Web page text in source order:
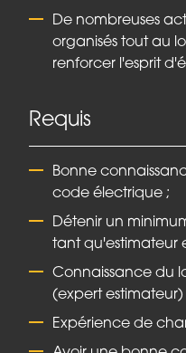
De nombreuses
organisés tout au
renforcer l'esprit
Requis
Bonne
code électrique ;
Détenir un
tant qu'estimateur
Connaissance du
(expert
Expérience de